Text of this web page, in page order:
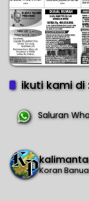
ikuti kami di
Saluran
Koran